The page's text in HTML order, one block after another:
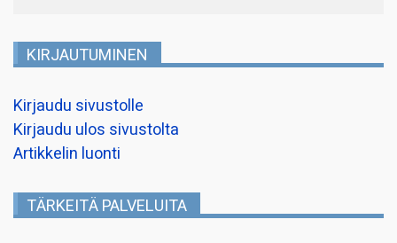
KIRJAUTUMINEN
Kirjaudu sivustolle
Kirjaudu ulos sivustolta
Artikkelin luonti
TÄRKEITÄ PALVELUITA